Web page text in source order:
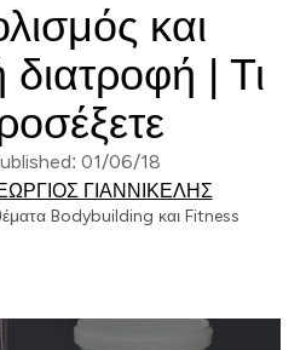
και
διατροφή | Τι
01/06/18
ΓΙΑΝΝΙΚΈΛΗΣ
Bodybuilding και Fitness